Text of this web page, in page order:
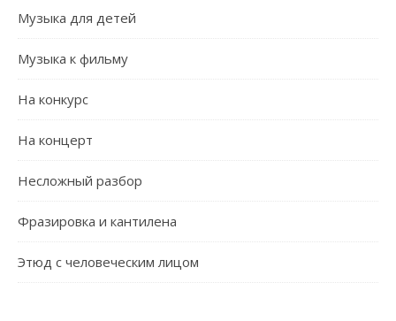
Музыка для детей
Музыка к фильму
На конкурс
На концерт
Несложный разбор
Фразировка и кантилена
Этюд с человеческим лицом